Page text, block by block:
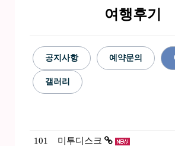
여행후기
공지사항 예약문의
갤러리
101
미투디스크